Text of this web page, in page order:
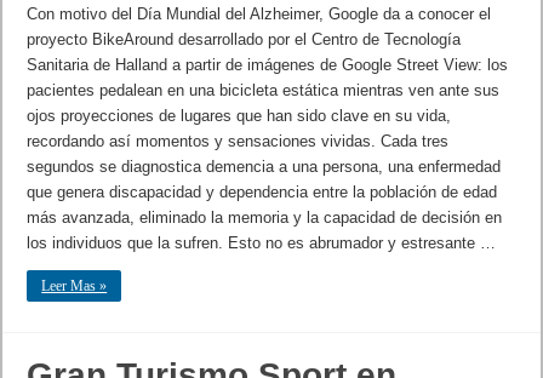
Con motivo del Día Mundial del Alzheimer, Google da a conocer el
proyecto BikeAround desarrollado por el Centro de Tecnología
Sanitaria de Halland a partir de imágenes de Google Street View: los
pacientes pedalean en una bicicleta estática mientras ven ante sus
ojos proyecciones de lugares que han sido clave en su vida,
recordando así momentos y sensaciones vividas. Cada tres
segundos se diagnostica demencia a una persona, una enfermedad
que genera discapacidad y dependencia entre la población de edad
más avanzada, eliminado la memoria y la capacidad de decisión en
los individuos que la sufren. Esto no es abrumador y estresante …
Leer Mas »